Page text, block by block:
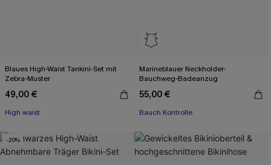
Blaues High-Waist Tankini-Set mit
Zebra-Muster
49,00 €
High waist
Marineblauer Neckholder-
Bauchweg-Badeanzug
55,00 €
Bauch Kontrolle
-20%